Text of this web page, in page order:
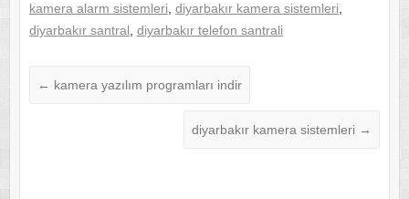
kamera alarm sistemleri, diyarbakır kamera sistemleri,
diyarbakır santral, diyarbakır telefon santrali
← kamera yazılım programları indir
diyarbakır kamera sistemleri →